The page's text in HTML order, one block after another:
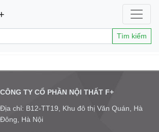
Tìm kiếm
CÔNG TY CỔ PHẦN NỘI THẤT F+
Địa chỉ: B12-TT19, Khu đô thị Văn Quán, Hà
Đông, Hà Nội